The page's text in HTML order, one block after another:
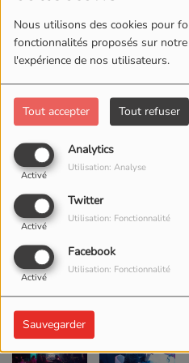
Nous utilisons des cookies pour
fonctionnalités proposés sur
l'expérience de nos utilisateurs.
Tout accepter Tout refuser
Analytics
Activé
Utilisation: Analyse
Twitter
Activé
Utilisation: Fonctionnalité
Facebook
Activé
Utilisation: Fonctionnalité
Sauvegarder
août à Hirson.